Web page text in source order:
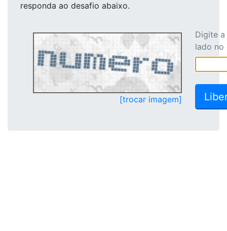
responda ao desafio abaixo.
[trocar imagem]
Digite
lado no